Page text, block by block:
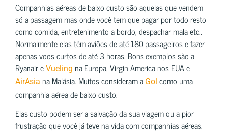
Companhias aéreas de baixo custo são aquelas que vendem
só a passagem mas onde você tem que pagar por todo resto
como comida, entretenimento a bordo, despachar mala etc..
Normalmente elas têm aviões de até 180 passageiros e fazer
apenas voos curtos de até 3 horas. Bons exemplos são a
Ryanair e Vueling na Europa, Virgin America nos EUA e
AirAsia na Malásia. Muitos consideram a Gol como uma
companhia aérea de baixo custo.
Elas custo podem ser a salvação da sua viagem ou a pior
frustração que você já teve na vida com companhias aéreas.